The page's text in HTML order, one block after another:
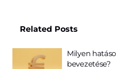
Related Posts
Milyen
bevezetése?